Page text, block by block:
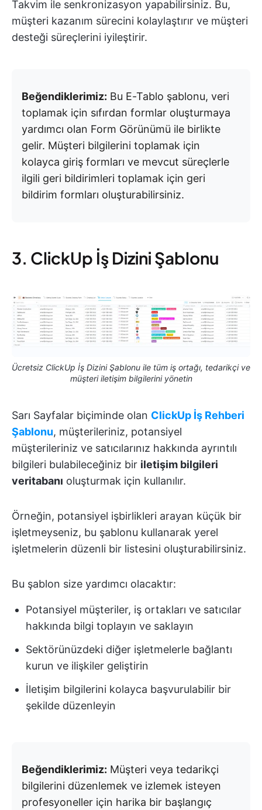
Takvim ile senkronizasyon yapabilirsiniz. Bu,
müşteri kazanım sürecini kolaylaştırır ve müşteri
desteği süreçlerini iyileştirir.
Beğendiklerimiz: Bu E-Tablo şablonu, veri
toplamak için sıfırdan formlar oluşturmaya
yardımcı olan Form Görünümü ile birlikte
gelir. Müşteri bilgilerini toplamak için
kolayca giriş formları ve mevcut süreçlerle
ilgili geri bildirimleri toplamak için geri
bildirim formları oluşturabilirsiniz.
3. ClickUp İş Dizini Şablonu
Ücretsiz ClickUp İş Dizini Şablonu ile tüm iş ortağı, tedarikçi ve
müşteri iletişim bilgilerini yönetin
Sarı Sayfalar biçiminde olan ClickUp İş Rehberi
Şablonu, müşterileriniz, potansiyel
müşterileriniz ve satıcılarınız hakkında ayrıntılı
bilgileri bulabileceğiniz bir iletişim bilgileri
veritabanı oluşturmak için kullanılır.
Örneğin, potansiyel işbirlikleri arayan küçük bir
işletmeyseniz, bu şablonu kullanarak yerel
işletmelerin düzenli bir listesini oluşturabilirsiniz.
Bu şablon size yardımcı olacaktır:
Potansiyel müşteriler, iş ortakları ve satıcılar
hakkında bilgi toplayın ve saklayın
Sektörünüzdeki diğer işletmelerle bağlantı
kurun ve ilişkiler geliştirin
İletişim bilgilerini kolayca başvurulabilir bir
şekilde düzenleyin
Beğendiklerimiz: Müşteri veya tedarikçi
bilgilerini düzenlemek ve izlemek isteyen
profesyoneller için harika bir başlangıç